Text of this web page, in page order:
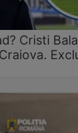
Cristi